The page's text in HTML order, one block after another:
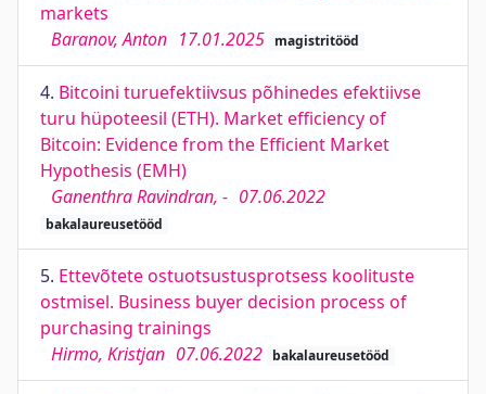
markets
Baranov, Anton 17.01.2025 magistritööd
4. Bitcoini turuefektiivsus põhinedes efektiivse
turu hüpoteesil (ETH). Market efficiency of
Bitcoin: Evidence from the Efficient Market
Hypothesis (EMH)
Ganenthra Ravindran, - 07.06.2022
bakalaureusetööd
5. Ettevõtete ostuotsustusprotsess koolituste
ostmisel. Business buyer decision process of
purchasing trainings
Hirmo, Kristjan 07.06.2022 bakalaureusetööd